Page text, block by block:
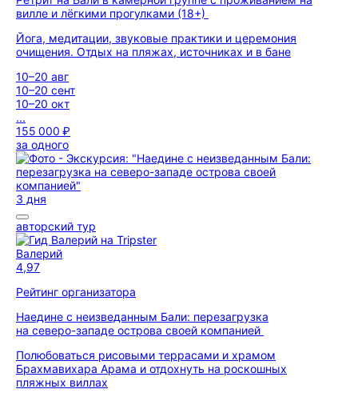
вилле и лёгкими прогулками (18+)
Йога, медитации, звуковые практики и церемония
очищения. Отдых на пляжах, источниках и в бане
10–20 авг
10–20 сент
10–20 окт
...
155 000 ₽
за одного
3 дня
авторский тур
Валерий
4,97
Рейтинг организатора
Наедине с неизведанным Бали: перезагрузка
на северо-западе острова своей компанией
Полюбоваться рисовыми террасами и храмом
Брахмавихара Арама и отдохнуть на роскошных
пляжных виллах